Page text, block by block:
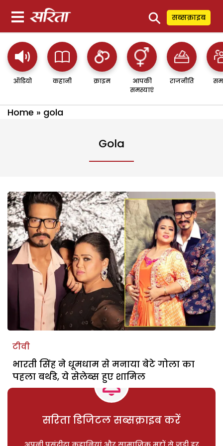
⚲ सब्सक्राइब
ऑडियो कहानी क्राइम
आपकी
समस्याएं
राजनीति
Home » gola
Gola
टीवी
भारती सिंह ने धूमधाम से मनाया बेटे गोला का
पहला बर्थडे, ये सेलेब्स हुए शामिल
सरिता डिजिटल सब्सक्राइब करें